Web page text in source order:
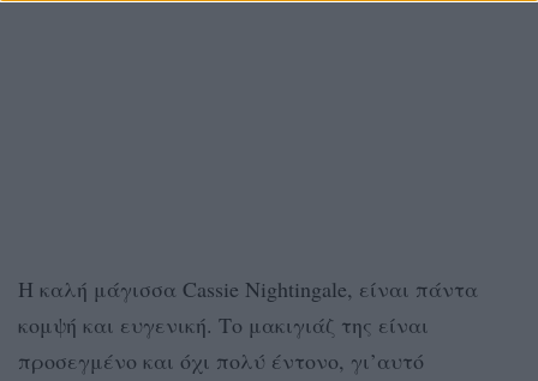
Η καλή μάγισσα Cassie Nightingale, είναι πάντα
κομψή και ευγενική. Το μακιγιάζ της είναι
προσεγμένο και όχι πολύ έντονο, γι’αυτό